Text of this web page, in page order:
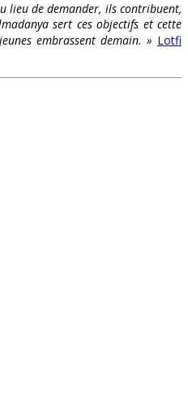
lieu de demander, ils contribuent,
sert ces objectifs et cette
embrassent demain. » Lotfi